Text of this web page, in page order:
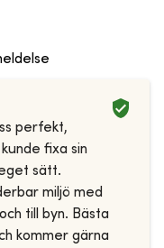
perfekt,
fixa sin
sätt.
miljö med
till byn. Bästa
kommer gärna